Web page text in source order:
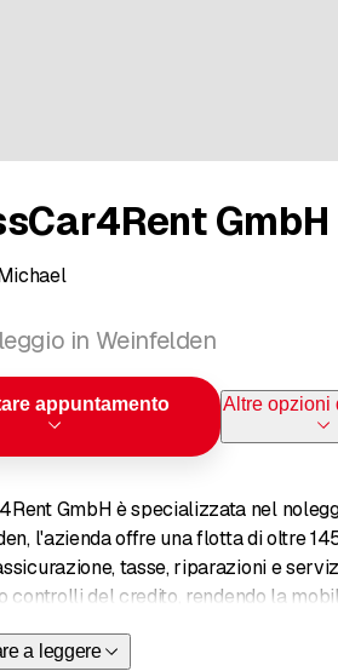
GmbH
in Weinfelden
appuntamento Altre opzioni
GmbH è specializzata nel
l'azienda offre una flotta di oltre
tasse, riparazioni e
controlli del credito, rendendo la
a leggere